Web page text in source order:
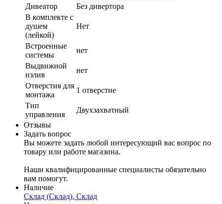
Дивеатор
Без дивертора
В комплекте с
душем
(лейкой)
Нет
Встроенные
системы
нет
Выдвижной
излив
нет
Отверстия для
монтажа
1 отверстие
Тип
управления
Двухзахватный
Отзывы
Задать вопрос
Вы можете задать любой интересующий вас вопрос по
товару или работе магазина.
Наши квалифицированные специалисты обязательно
вам помогут.
Наличие
Склад (Склад), Склад